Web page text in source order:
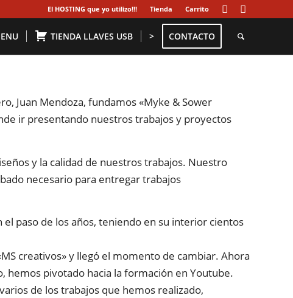
El HOSTING que yo utilizo!!! Tienda Carrito
TIENDA LLAVES USB > CONTACTO
Juan Mendoza, fundamos «Myke & Sower
ir presentando nuestros trabajos y proyectos
y la calidad de nuestros trabajos. Nuestro
necesario para entregar trabajos
paso de los años, teniendo en su interior cientos
creativos» y llegó el momento de cambiar. Ahora
hemos pivotado hacia la formación en Youtube.
de los trabajos que hemos realizado,